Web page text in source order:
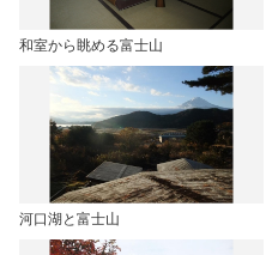
和室から眺める富士山
河口湖と富士山